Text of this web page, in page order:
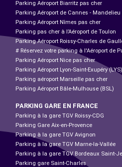
Parking Aéroport Biarritz pas cher
Parking Aéroport de Cannes - Mandelieu
Parking Aéroport Nîmes pas cher
Parking pas cher à l’Aéroport de Toulon
Parking Aéroport Roissy-Charles de
# Réservez votre parking à l'Aéroport de
Parking Aéroport Nice pas cher
Parking Aéroport Lyon-Saint-Exupéry (LYS)
Parking aéroport Marseille pas cher
Parking Aéroport Bâle-Mulhouse (BSL)
PARKING GARE EN FRANCE
Parking à la gare TGV Roissy-CDG
Parking Gare Aix-en-Provence
Parking à la gare TGV Avignon
Parking à la gare TGV Marne-la-Vallée
Parking à la gare TGV Bordeaux Saint-
Parking gare Saint-Charles